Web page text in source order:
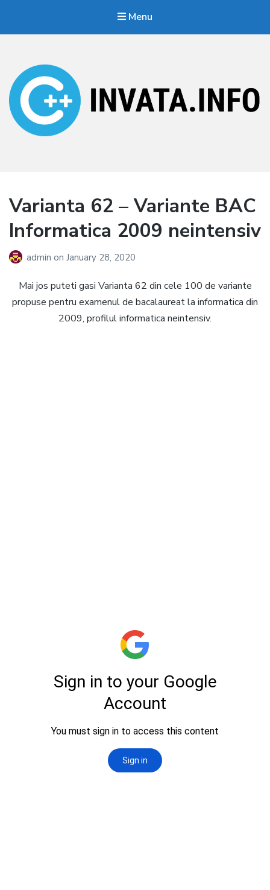
Menu
Varianta 62 – Variante BAC
Informatica 2009 neintensiv
admin on January 28, 2020
Mai jos puteti gasi Varianta 62 din cele 100 de variante
propuse pentru examenul de bacalaureat la informatica din
2009, profilul informatica neintensiv.